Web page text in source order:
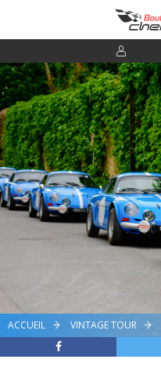
ACCUEIL VINTAGE TOUR